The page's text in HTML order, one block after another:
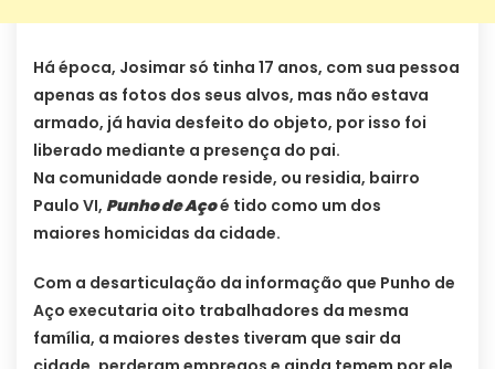
Há época, Josimar só tinha 17 anos, com sua pessoa
apenas as fotos dos seus alvos, mas não estava
armado, já havia desfeito do objeto, por isso foi
liberado mediante a presença do pai.
Na comunidade aonde reside, ou residia, bairro
Paulo VI, Punho de Açoé tido como um dos
maiores homicidas da cidade.
Com a desarticulação da informação que Punho de
Aço executaria oito trabalhadores da mesma
família, a maiores destes tiveram que sair da